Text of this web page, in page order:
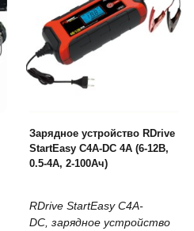
Зарядное устройство RDrive
StartEasy C4A-DC 4А (6-12В,
0.5-4А, 2-100Ач)
RDrive StartEasy C4A-
DC, зарядное устройство